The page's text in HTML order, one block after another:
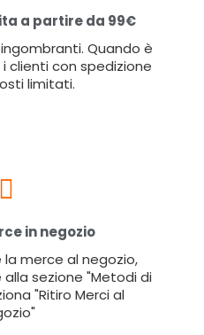
a partire da 99€
Quando è
clienti con spedizione
limitati.
in negozio
la merce al negozio,
sezione "Metodi di
"Ritiro Merci al